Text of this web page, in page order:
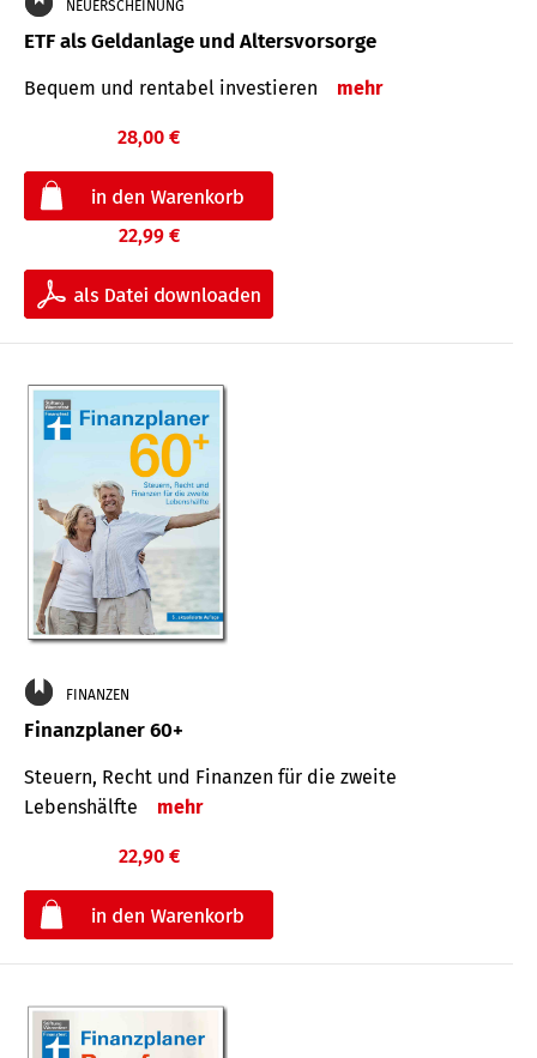
NEUERSCHEINUNG
ETF als Geldanlage und Altersvorsorge
Bequem und rentabel investieren mehr
28,00 €
22,99 €
FINANZEN
Finanzplaner 60+
Steuern, Recht und Finanzen für die zweite
Lebenshälfte
mehr
22,90 €